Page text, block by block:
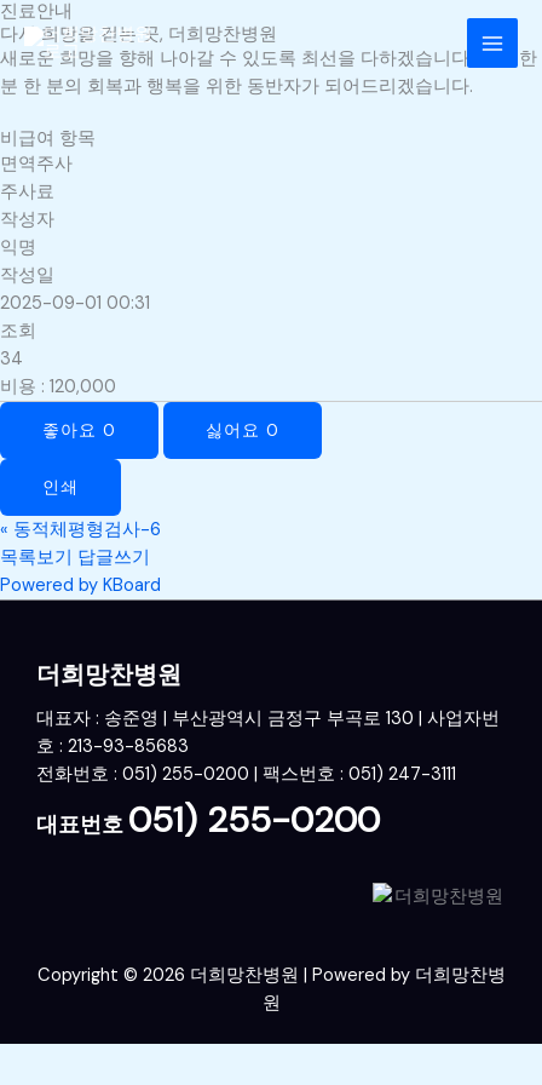
콘
텐
츠
로
너
뛰
기
진료안내
다시 희망을 걷는 곳, 더희망찬병원
새로운 희망을 향해 나아갈 수 있도록 최선을 다하겠습니다. 환자 한
분 한 분의 회복과 행복을 위한 동반자가 되어드리겠습니다.
비급여 항목
면역주사
주사료
작성자
익명
작성일
2025-09-01 00:31
조회
34
비용 : 120,000
좋아요 0 싫어요 0
인쇄
« 동적체평형검사-6
목록보기
답글쓰기
Powered by KBoard
더희망찬병원
대표자 : 송준영 | 부산광역시 금정구 부곡로 130 | 사업자번
호 : 213-93-85683
전화번호 : 051) 255-0200 | 팩스번호 : 051) 247-3111
대표번호 051) 255-0200
Copyright © 2026 더희망찬병원 | Powered by 더희망찬병
원